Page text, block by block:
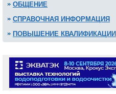
ОБЩЕНИЕ
СПРАВОЧНАЯ ИНФОРМАЦИЯ
ПОВЫШЕНИЕ КВАЛИФИКАЦИИ